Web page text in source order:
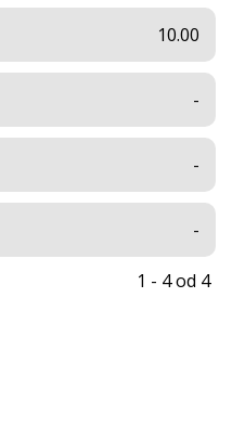
10.00
-
-
-
1 - 4 od 4